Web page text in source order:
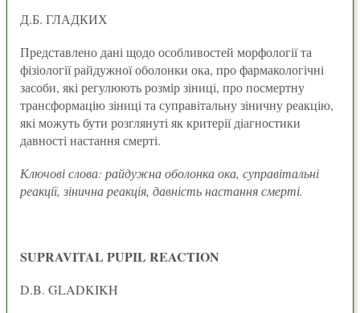
Д.Б. ГЛАДКИХ
Представлено дані щодо особливостей морфології та
фізіології райдужної оболонки ока, про фармакологічні
засоби, які регулюють розмір зіниці, про посмертну
трансформацію зіниці та суправітальну зіничну реакцію,
які можуть бути розглянуті як критерії діагностики
давності настання смерті.
Ключові слова: райдужна оболонка ока, суправітальні
реакції, зінична реакція, давність настання смерті.
SUPRAVITAL PUPIL REACTION
D.B. GLADKIKH